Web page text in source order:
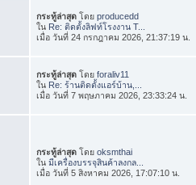
กระทู้ล่าสุด โดยproducedd
ใน Re: ติดตั้งลิฟท์โรงงาน T...
เมื่อ วันที่ 24 กรกฎาคม 2026, 21:37:19 น.
กระทู้ล่าสุด โดยforaliv11
ใน Re: ร้านติดตั้งแอร์บ้าน,...
เมื่อ วันที่ 7 พฤษภาคม 2026, 23:33:24 น.
กระทู้ล่าสุด โดยoksmthai
ในมีเครื่องบรรจุสินค้าลงกล...
เมื่อ วันที่ 5 สิงหาคม 2026, 17:07:10 น.